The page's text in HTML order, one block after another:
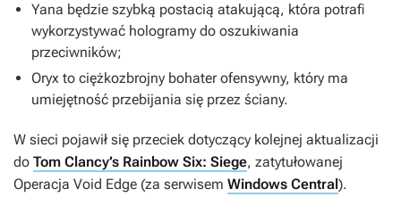
Yana będzie szybką postacią atakującą, która potrafi
wykorzystywać hologramy do oszukiwania
przeciwników;
Oryx to ciężkozbrojny bohater ofensywny, który ma
umiejętność przebijania się przez ściany.
W sieci pojawił się przeciek dotyczący kolejnej aktualizacji
do Tom Clancy’s Rainbow Six: Siege, zatytułowanej
Operacja Void Edge (za serwisem Windows Central).